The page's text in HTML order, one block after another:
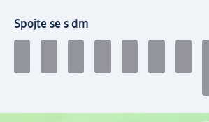
Spojte se s dm